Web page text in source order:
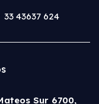
43637 624
Sur 6700,